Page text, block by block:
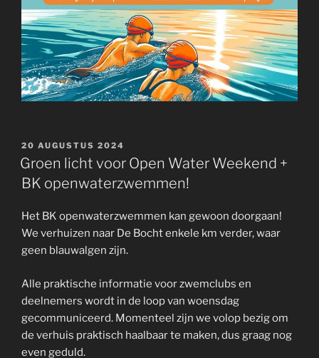
GEPLAATST
OP
20 AUGUSTUS 2024
Groen licht voor Open Water Weekend +
BK openwaterzwemmen!
Het BK openwaterzwemmen kan gewoon doorgaan!
We verhuizen naar De Bocht enkele km verder, waar
geen blauwalgen zijn.
Alle praktische informatie voor zwemclubs en
deelnemers wordt in de loop van woensdag
gecommuniceerd. Momenteel zijn we volop bezig om
de verhuis praktisch haalbaar te maken, dus graag nog
even geduld.